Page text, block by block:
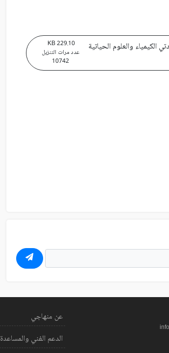
الكيمياء والعلوم الحياتية
229.10 KB
عدد مرات التنزيل
10742
عن منهاجي
الدعم الفني والمساعدة